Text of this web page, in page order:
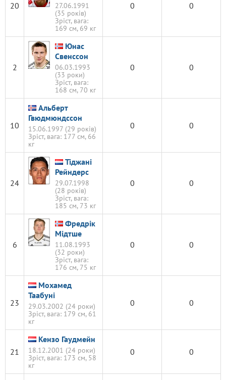
20
27.06.1991
(35 років)
Зріст, вага:
169 см, 69 кг
0 0
2
Юнас
Свенссон
06.03.1993
(33 роки)
Зріст, вага:
168 см, 70 кг
0 0
10
Альберт
Гвюдмюндссон
15.06.1997 (29 років)
Зріст, вага: 177 см, 66
кг
0 0
24
Тіджані
Рейндерс
29.07.1998
(28 років)
Зріст, вага:
185 см, 73 кг
0 0
6
Фредрік
Мідтше
11.08.1993
(32 роки)
Зріст, вага:
176 см, 75 кг
0 0
23
Мохамед
Таабуні
29.03.2002 (24 роки)
Зріст, вага: 179 см, 61
кг
0 0
21
Кензо Гаудмейн
18.12.2001 (24 роки)
Зріст, вага: 173 см, 58
кг
0 0